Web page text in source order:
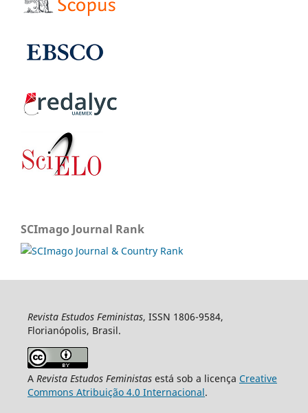
SCImago Journal Rank
Revista Estudos Feministas, ISSN 1806-9584,
Florianópolis, Brasil.
A Revista Estudos Feministasestá sob a licença Creative
Commons Atribuição 4.0 Internacional.